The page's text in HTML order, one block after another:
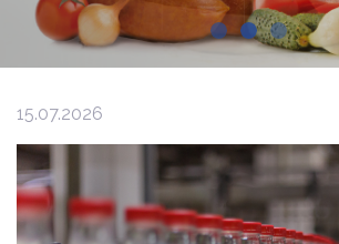
15.07.2026